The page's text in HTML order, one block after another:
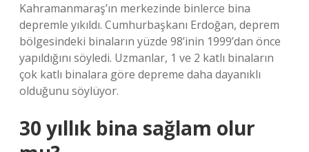
Kahramanmaraş’ın merkezinde binlerce bina
depremle yıkıldı. Cumhurbaşkanı Erdoğan, deprem
bölgesindeki binaların yüzde 98’inin 1999’dan önce
yapıldığını söyledi. Uzmanlar, 1 ve 2 katlı binaların
çok katlı binalara göre depreme daha dayanıklı
olduğunu söylüyor.
30 yıllık bina sağlam olur